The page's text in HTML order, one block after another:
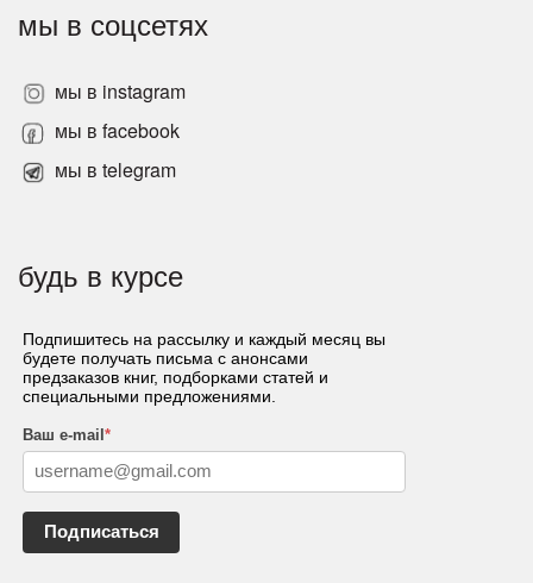
мы в соцсетях
мы в instagram
мы в facebook
мы в telegram
будь в курсе
Подпишитесь на рассылку и каждый месяц вы
будете получать письма с анонсами
предзаказов книг, подборками статей и
специальными предложениями.
Ваш e-mail *
Подписаться